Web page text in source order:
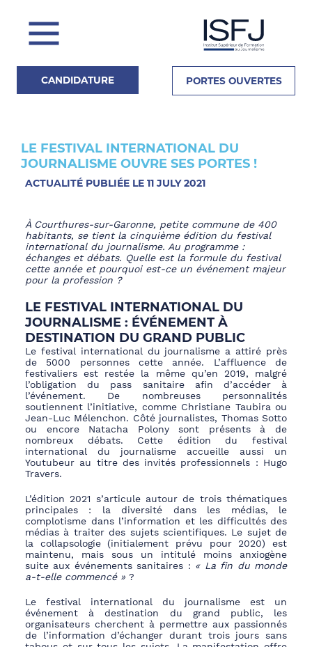
CANDIDATURE PORTES OUVERTES
ActualitésLE FESTIVAL INTERNATIONAL DU
JOURNALISME OUVRE SES PORTES !
ACTUALITÉ PUBLIÉE LE 11 JULY 2021
À Courthures-sur-Garonne, petite commune de 400
habitants, se tient la cinquième édition du festival
international du journalisme. Au programme :
échanges et débats. Quelle est la formule du festival
cette année et pourquoi est-ce un événement majeur
pour la profession ?
LE FESTIVAL INTERNATIONAL DU
JOURNALISME : ÉVÉNEMENT À
DESTINATION DU GRAND PUBLIC
Le festival international du journalisme a attiré près
de 5000 personnes cette année. L’affluence de
festivaliers est restée la même qu’en 2019, malgré
l’obligation du pass sanitaire afin d’accéder à
l’événement. De nombreuses personnalités
soutiennent l’initiative, comme Christiane Taubira ou
Jean-Luc Mélenchon. Côté journalistes, Thomas Sotto
ou encore Natacha Polony sont présents à de
nombreux débats. Cette édition du festival
international du journalisme accueille aussi un
Youtubeur au titre des invités professionnels : Hugo
Travers.
L’édition 2021 s’articule autour de trois thématiques
principales : la diversité dans les médias, le
complotisme dans l’information et les difficultés des
médias à traiter des sujets scientifiques. Le sujet de
la collapsologie (initialement prévu pour 2020) est
maintenu, mais sous un intitulé moins anxiogène
suite aux événements sanitaires : « La fin du monde
a-t-elle commencé » ?
Le festival international du journalisme est un
événement à destination du grand public, les
organisateurs cherchent à permettre aux passionnés
de l’information d’échanger durant trois jours sans